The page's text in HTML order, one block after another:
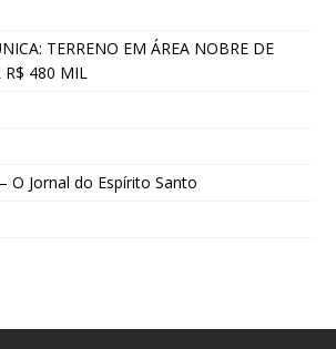
TERRENO EM ÁREA NOBRE DE
R$ 480 MIL
O Jornal do Espírito Santo